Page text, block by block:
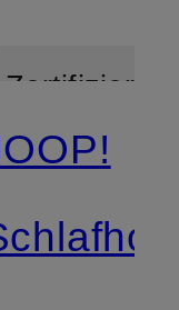
Zertifiziert
Mix &
Match